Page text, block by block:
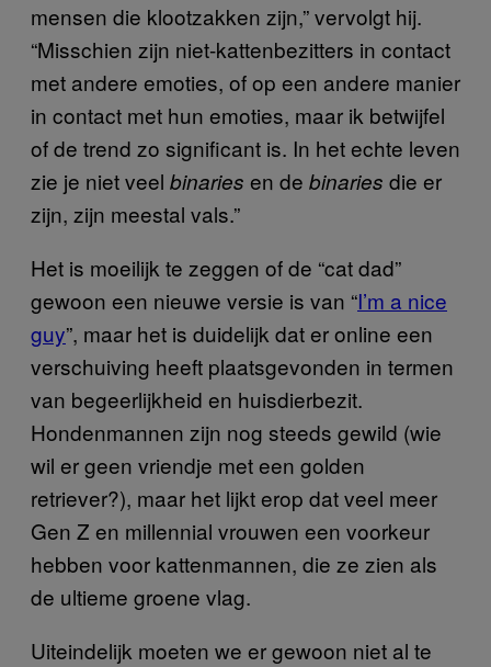
mensen die klootzakken zijn,” vervolgt hij.
“Misschien zijn niet-kattenbezitters in contact
met andere emoties, of op een andere manier
in contact met hun emoties, maar ik betwijfel
of de trend zo significant is. In het echte leven
zie je niet veel binaries en de binaries die er
zijn, zijn meestal vals.”
Het is moeilijk te zeggen of de “cat dad”
gewoon een nieuwe versie is van “I’m a nice
guy”, maar het is duidelijk dat er online een
verschuiving heeft plaatsgevonden in termen
van begeerlijkheid en huisdierbezit.
Hondenmannen zijn nog steeds gewild (wie
wil er geen vriendje met een golden
retriever?), maar het lijkt erop dat veel meer
Gen Z en millennial vrouwen een voorkeur
hebben voor kattenmannen, die ze zien als
de ultieme groene vlag.
Uiteindelijk moeten we er gewoon niet al te